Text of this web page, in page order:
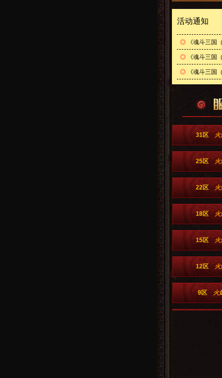
活动通知
◎ 《魂斗三国
◎ 《魂斗三国
◎ 《魂斗三国
31区
25区
22区
18区
15区
12区
9区 火